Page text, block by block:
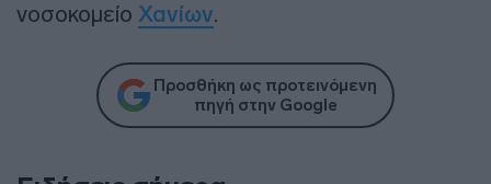
νοσοκομείο Χανίων.
Προσθήκη ως προτεινόμενη
πηγή στην Google